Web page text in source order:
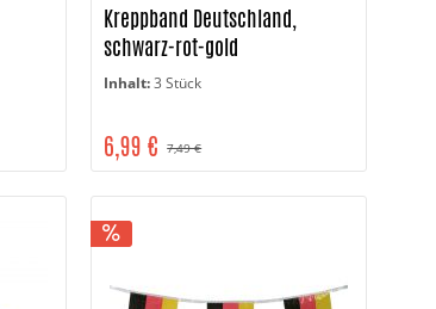
Kreppband Deutschland,
schwarz-rot-gold
Inhalt:3 Stück
7,49 €
6,99 €